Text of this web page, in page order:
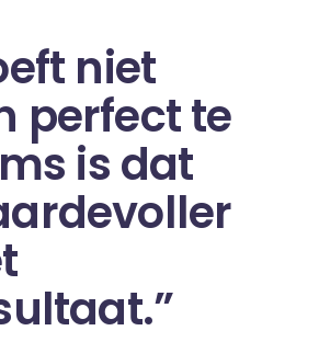
niet
perfect te
is dat